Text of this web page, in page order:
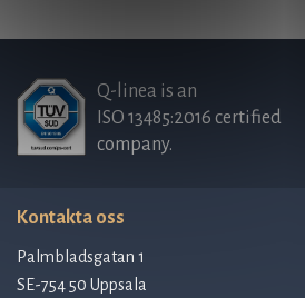
Q-linea is an
ISO 13485:2016 certified
company.
Kontakta oss
Palmbladsgatan 1
SE-754 50 Uppsala